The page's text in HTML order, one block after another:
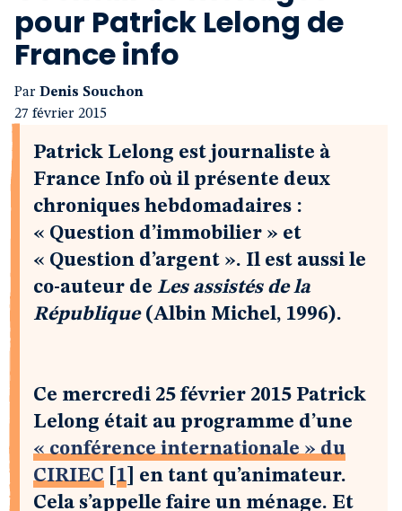
pour Patrick Lelong de
France info
Par Denis Souchon
27 février 2015
Patrick Lelong est journaliste à
France Info où il présente deux
chroniques hebdomadaires :
« Question d’immobilier » et
« Question d’argent ». Il est aussi le
co-auteur de Les assistés de la
République(Albin Michel, 1996).
Ce mercredi 25 février 2015 Patrick
Lelong était au programme d’une
« conférence internationale » du
CIRIEC
1
en tant qu’animateur.
Cela s’appelle faire un ménage. Et